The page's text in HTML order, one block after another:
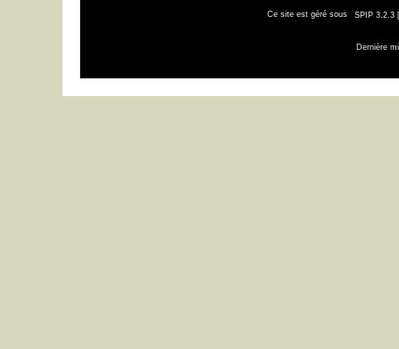
Ce site est géré sous SPIP 3.2.3
Dernière